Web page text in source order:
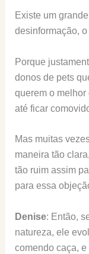
Existe um
desinformação,
Porque
donos de pets
querem o melhor
até ficar
Mas muitas
maneira tão
tão ruim assim
para essa
Denise: Então,
natureza, ele
comendo caça,